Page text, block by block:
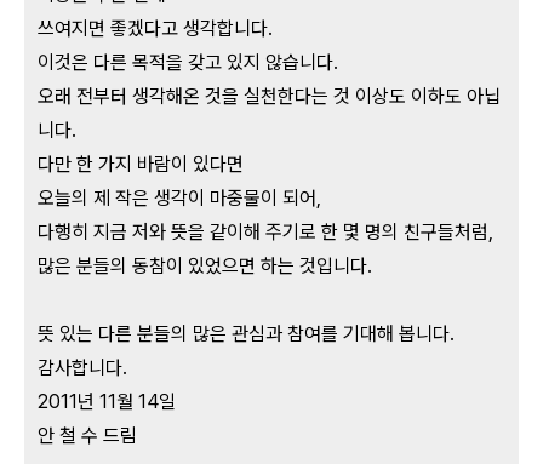
쓰여지면 좋겠다고 생각합니다.
이것은 다른 목적을 갖고 있지 않습니다.
오래 전부터 생각해온 것을 실천한다는 것 이상도 이하도 아닙
니다.
다만 한 가지 바람이 있다면
오늘의 제 작은 생각이 마중물이 되어,
다행히 지금 저와 뜻을 같이해 주기로 한 몇 명의 친구들처럼,
많은 분들의 동참이 있었으면 하는 것입니다.
뜻 있는 다른 분들의 많은 관심과 참여를 기대해 봅니다.
감사합니다.
2011년 11월 14일
안 철 수 드림